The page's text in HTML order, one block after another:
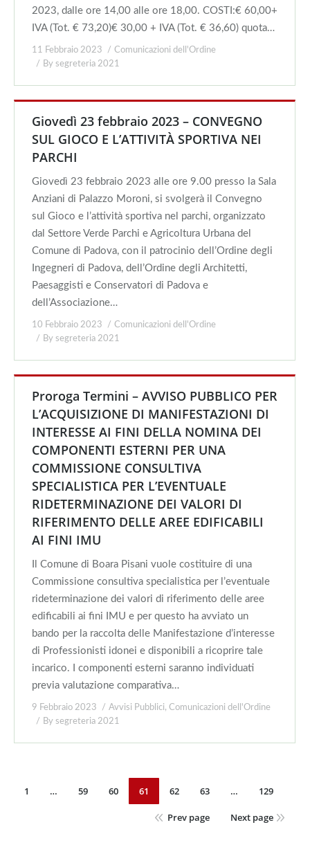
2023, dalle ore 14,00 alle ore 18,00. COSTI:€ 60,00+
IVA (Tot. € 73,20)€ 30,00 + IVA (Tot. € 36,60) quota…
11 Febbraio 2023
Comunicazioni dell'Ordine
By segreteria 2021
Giovedì 23 febbraio 2023 – CONVEGNO
SUL GIOCO E L’ATTIVITÀ SPORTIVA NEI
PARCHI
Giovedì 23 febbraio 2023 alle ore 9.00 presso la Sala
Anziani di Palazzo Moroni, si svolgerà il Convegno
sul Gioco e l’attività sportiva nel parchi, organizzato
dal Settore Verde Parchi e Agricoltura Urbana del
Comune di Padova, con il patrocinio dell’Ordine degli
Ingegneri di Padova, dell’Ordine degli Architetti,
Paesaggisti e Conservatori di Padova e
dell’Associazione…
10 Febbraio 2023
Comunicazioni dell'Ordine
By segreteria 2021
Proroga Termini – AVVISO PUBBLICO PER
L’ACQUISIZIONE DI MANIFESTAZIONI DI
INTERESSE AI FINI DELLA NOMINA DEI
COMPONENTI ESTERNI PER UNA
COMMISSIONE CONSULTIVA
SPECIALISTICA PER L’EVENTUALE
RIDETERMINAZIONE DEI VALORI DI
RIFERIMENTO DELLE AREE EDIFICABILI
AI FINI IMU
Il Comune di Boara Pisani vuole costituire di una
Commissione consultiva specialistica per l’eventuale
rideterminazione dei valori di riferimento delle aree
edificabili ai fini IMU e per questo ha avviato un
bando per la raccolta delle Manifestazione d’interesse
di Professionisti idonei e disponibili a ricoprire tale
incarico. I componenti esterni saranno individuati
previa valutazione comparativa…
9 Febbraio 2023 Avvisi Pubblici, Comunicazioni dell'Ordine
By segreteria 2021
1 … 59 60 61 62 63 … 129
Prev page Next page